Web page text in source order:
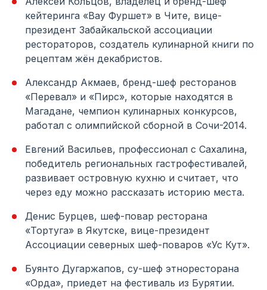
кейтеринга «Вау Фуршет» в Чите, вице-
президент Забайкальской ассоциации
рестораторов, создатель кулинарной книги по
рецептам жён декабристов.
Александр Акмаев, бренд-шеф ресторанов
«Перевал» и «Пирс», которые находятся в
Магадане, чемпион кулинарных конкурсов,
работал с олимпийской сборной в Сочи-2014.
Евгений Васильев, профессионал с Сахалина,
победитель региональных гастрофестивалей,
развивает островную кухню и считает, что
через еду можно рассказать историю места.
Денис Бурцев, шеф-повар ресторана
«Тортуга» в Якутске, вице-президент
Ассоциации северных шеф-поваров «Ус Кут».
Буянто Дугаржапов, су-шеф этноресторана
«Орда», приедет на фестиваль из Бурятии.